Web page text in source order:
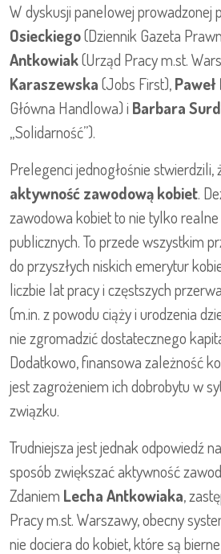
W dyskusji panelowej prowadzonej
Osieckiego(Dziennik Gazeta
Antkowiak(Urząd Pracy m.st.
Karaszewska(Jobs First),
Główna Handlowa) i Barbara
„Solidarność”).
Prelegenci jednogłośnie stwierdzili,
aktywność zawodową kobiet.
zawodowa kobiet to nie tylko
publicznych. To przede wszystkim
do przyszłych niskich emerytur
liczbie lat pracy i częstszych
(m.in. z powodu ciąży i urodzenia
nie zgromadzić dostatecznego
Dodatkowo, finansowa zależność
jest zagrożeniem ich dobrobytu w
związku.
Trudniejsza jest jednak odpowiedź
sposób zwiększać aktywność
Zdaniem Lecha Antkowiaka,
Pracy m.st. Warszawy, obecny
nie dociera do kobiet, które są